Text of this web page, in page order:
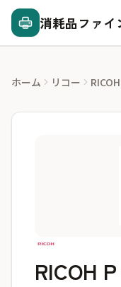
消耗品ファイ
ホーム リコー
RICOH